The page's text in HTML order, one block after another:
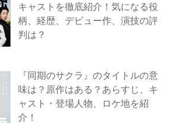
キャストを徹底紹介！気になる役
柄、経歴、デビュー作、演技の評
判は？
『同期のサクラ』のタイトルの意
味は？原作はある？あらすじ、キ
ャスト・登場人物、ロケ地を紹
介！